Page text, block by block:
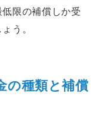
限の補償しか受
う。
の種類と補償